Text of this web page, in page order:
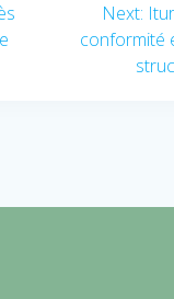
Next:
conformité